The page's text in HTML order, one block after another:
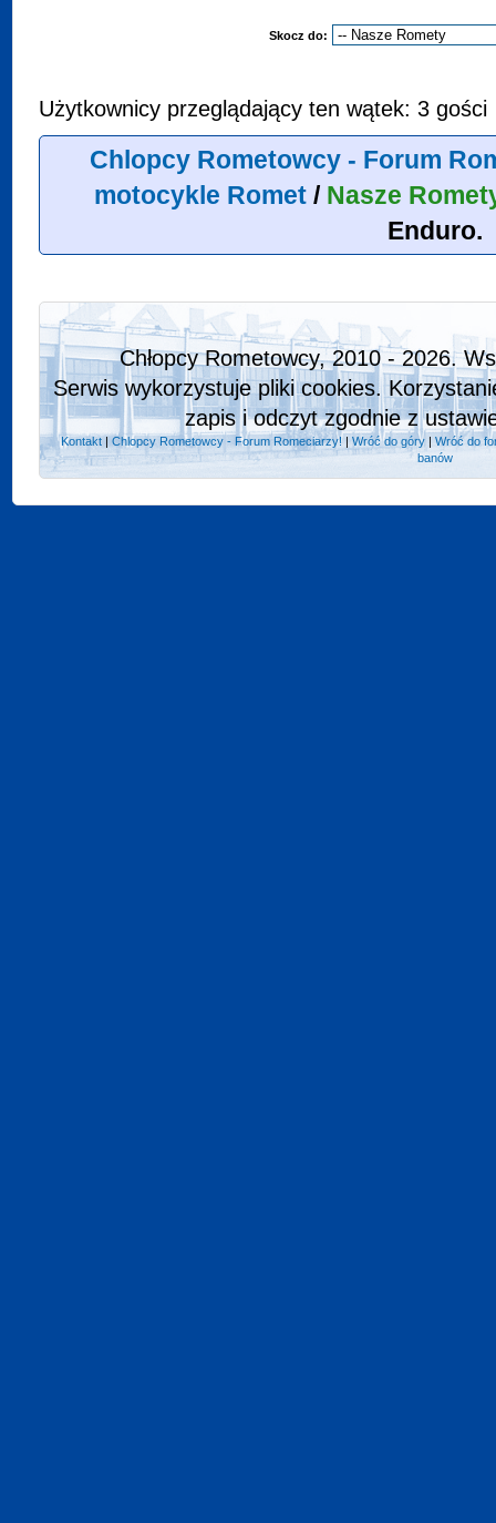
Skocz do:
Użytkownicy przeglądający ten wątek: 3 gości
Chlopcy Rometowcy - Forum
motocykle Romet/ Nasze
Enduro.
Chłopcy Rometowcy, 2010 - 2026.
Serwis wykorzystuje pliki cookies.
zapis i odczyt zgodnie z
Kontakt| Chlopcy Rometowcy - Forum Romeciarzy! Wróć do góry| Wróć do
banów